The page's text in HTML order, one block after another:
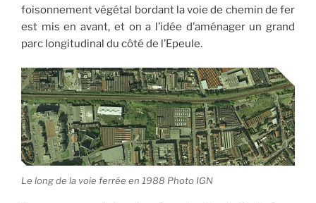
foisonnement végétal bordant la voie de chemin de fer
est mis en avant, et on a l’idée d’aménager un grand
parc longitudinal du côté de l’Epeule.
Le long de la voie ferrée en 1988 Photo IGN